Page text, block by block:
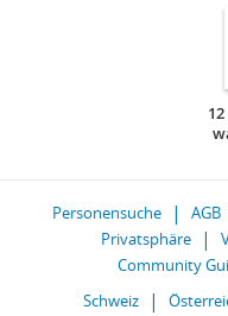
Personensuche AGB
Privatsphäre
Community
Schweiz